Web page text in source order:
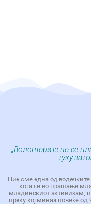
„Волонтерите не се
туку
Ние сме една од
кога се во прашање
младинскиот активизам,
преку кој минаа повеќе